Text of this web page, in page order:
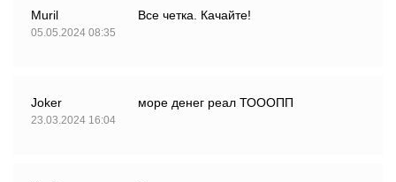
Muril
05.05.2024 08:35
Все четка. Качайте!
Joker
23.03.2024 16:04
море денег реал ТОООПП